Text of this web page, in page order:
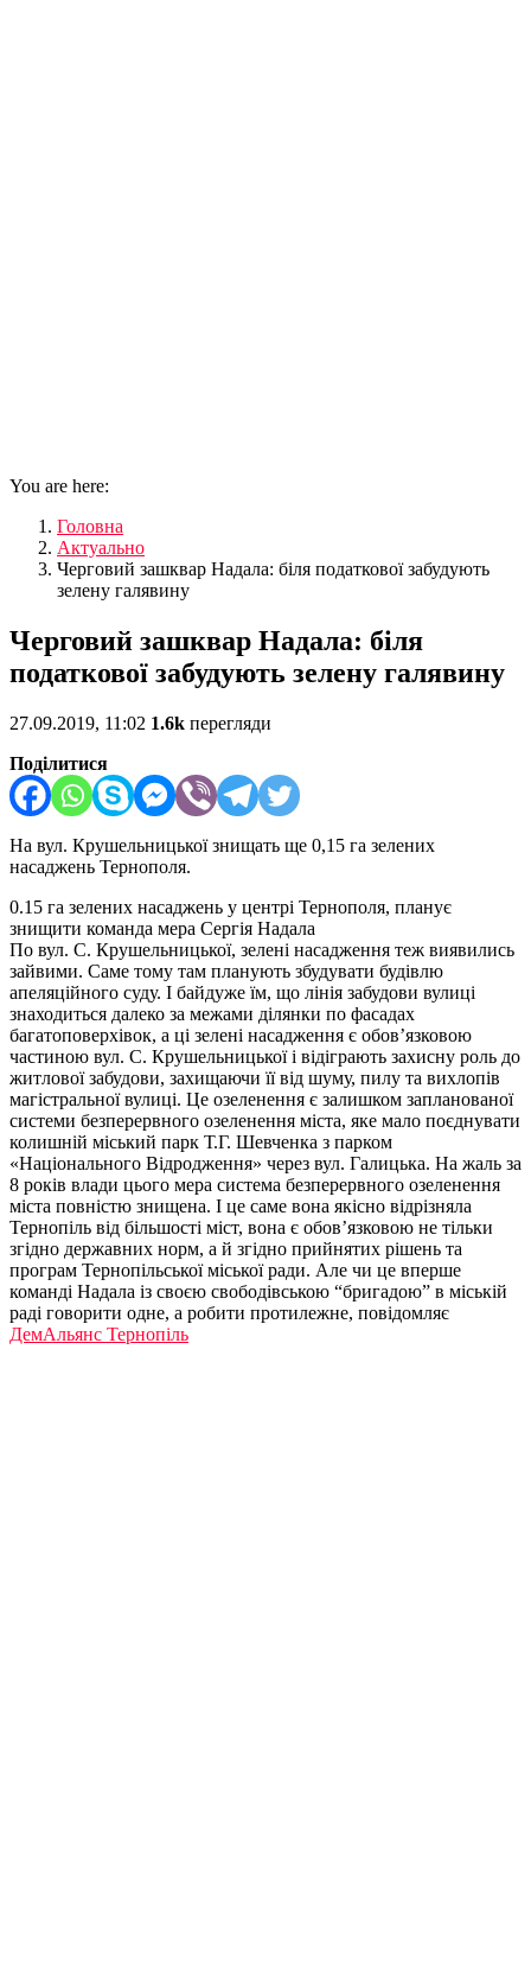
You are here:
Головна
Актуально
Черговий зашквар Надала: біля податкової забудують
зелену галявину
Черговий зашквар Надала: біля
податкової забудують зелену галявину
27.09.2019, 11:02 1.6k перегляди
Поділитися
На вул. Крушельницької знищать ще 0,15 га зелених
насаджень Тернополя.
0.15 га зелених насаджень у центрі Тернополя, планує
знищити команда мера Сергія Надала
По вул. С. Крушельницької, зелені насадження теж виявились
зайвими. Саме тому там планують збудувати будівлю
апеляційного суду. І байдуже їм, що лінія забудови вулиці
знаходиться далеко за межами ділянки по фасадах
багатоповерхівок, а ці зелені насадження є обов’язковою
частиною вул. С. Крушельницької і відіграють захисну роль до
житлової забудови, захищаючи її від шуму, пилу та вихлопів
магістральної вулиці. Це озеленення є залишком запланованої
системи безперервного озеленення міста, яке мало поєднувати
колишній міський парк Т.Г. Шевченка з парком
«Національного Відродження» через вул. Галицька. На жаль за
8 років влади цього мера система безперервного озеленення
міста повністю знищена. І це саме вона якісно відрізняла
Тернопіль від більшості міст, вона є обов’язковою не тільки
згідно державних норм, а й згідно прийнятих рішень та
програм Тернопільської міської ради. Але чи це вперше
команді Надала із своєю свободівською “бригадою” в міській
раді говорити одне, а робити протилежне, повідомляє
ДемАльянс Тернопіль